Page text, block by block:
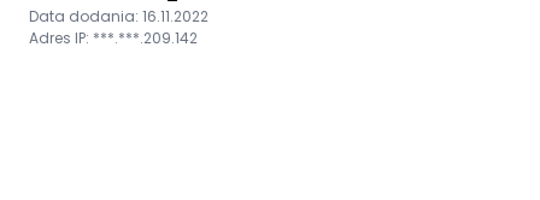
Data dodania: 16.11.2022
Adres IP: ***.***.209.142